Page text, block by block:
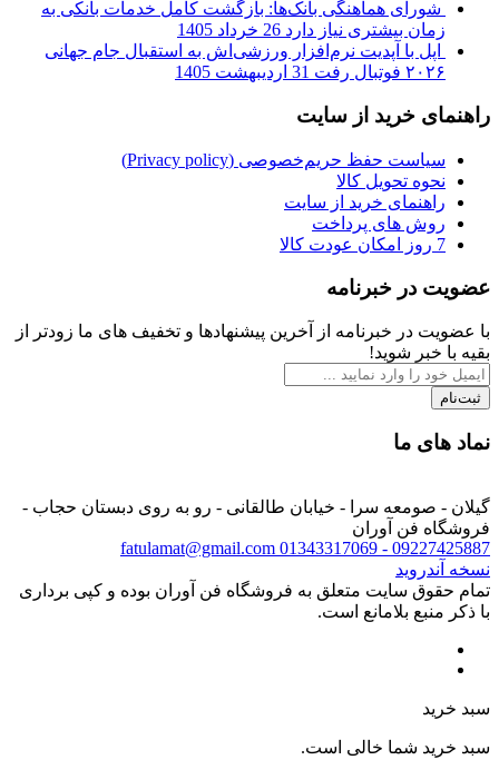
شورای هماهنگی بانک‌ها: بازگشت کامل خدمات بانکی به
زمان بیشتری نیاز دارد 26 خرداد 1405
اپل با آپدیت نرم‌افزار ورزشی‌اش به استقبال جام جهانی
۲۰۲۶ فوتبال رفت
31 اردیبهشت 1405
راهنمای خرید از سایت
سیاست حفظ حریم‌خصوصی (Privacy policy)
نحوه تحویل کالا
راهنمای خرید از سایت
روش های پرداخت
7 روز امکان عودت کالا
عضویت در خبرنامه
با عضویت در خبرنامه از آخرین پیشنهادها و تخفیف های ما زودتر از
بقیه با خبر شوید!
ثبت‌نام
نماد های ما
گیلان - صومعه سرا - خیابان طالقانی - رو به روی دبستان حجاب -
فروشگاه فن آوران
09227425887 - 01343317069
fatulamat@gmail.com
نسخه آندروید
تمام حقوق سایت متعلق به فروشگاه فن آوران بوده و کپی برداری
با ذکر منبع بلامانع است.
سبد خرید
سبد خرید شما خالی است.